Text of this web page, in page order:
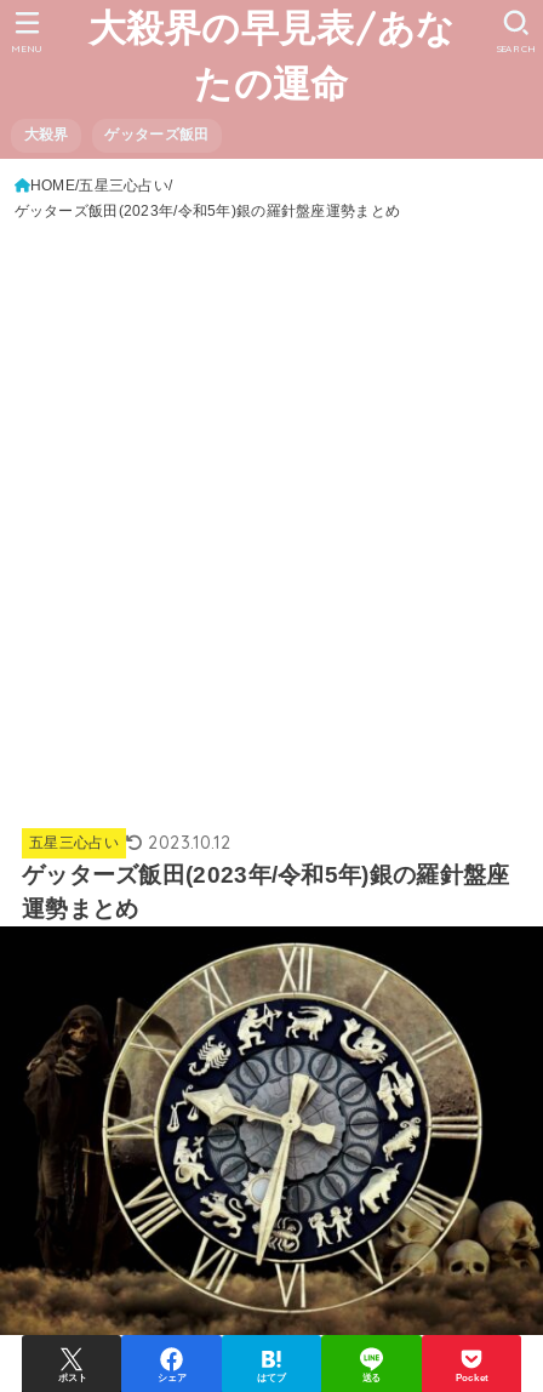
大殺界の早見表/あな
たの運命
大殺界 ゲッターズ飯田
SEARCH
MENU
HOME 五星三心占い
ゲッターズ飯田(2023年/令和5年)銀の羅針盤座運勢まとめ
五星三心占い 2023.10.12
ゲッターズ飯田(2023年/令和5年)銀の羅針盤座
運勢まとめ
ポスト シェア はてブ 送る Pocket